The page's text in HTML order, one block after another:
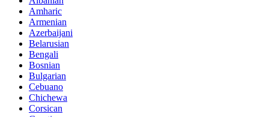
Amharic
Armenian
Azerbaijani
Belarusian
Bengali
Bosnian
Bulgarian
Cebuano
Chichewa
Corsican